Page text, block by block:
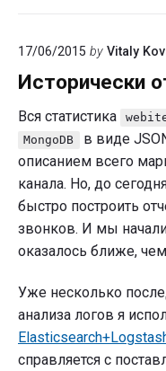
17/06/2015 by Vitaly
Исторически
Вся статистика
MongoDB
в виде
описанием всего
канала. Но, до
быстро построить
звонков. И мы
оказалось ближе,
Уже несколько
анализа логов я
справляется с